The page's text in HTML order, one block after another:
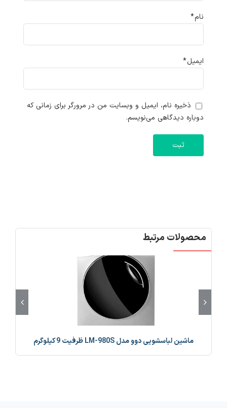
نام*
ایمیل*
ذخیره نام، ایمیل و وبسایت من در مرورگر برای زمانی که
دوباره دیدگاهی می‌نویسم.
محصولات مرتبط
ماشین لباسشویی دوو مدل LM-980S ظرفیت 9 کیلوگرم